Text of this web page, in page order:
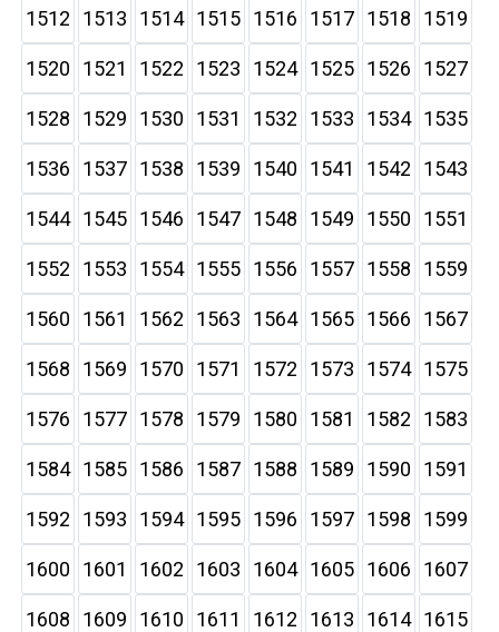
1512 1513 1514 1515 1516 1517 1518 1519
1520 1521 1522 1523 1524 1525 1526 1527
1528 1529 1530 1531 1532 1533 1534 1535
1536 1537 1538 1539 1540 1541 1542 1543
1544 1545 1546 1547 1548 1549 1550 1551
1552 1553 1554 1555 1556 1557 1558 1559
1560 1561 1562 1563 1564 1565 1566 1567
1568 1569 1570 1571 1572 1573 1574 1575
1576 1577 1578 1579 1580 1581 1582 1583
1584 1585 1586 1587 1588 1589 1590 1591
1592 1593 1594 1595 1596 1597 1598 1599
1600 1601 1602 1603 1604 1605 1606 1607
1608 1609 1610 1611 1612 1613 1614 1615